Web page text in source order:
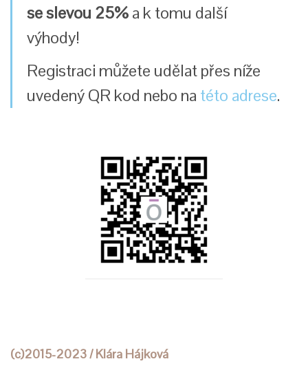
se slevou 25%a k tomu další
výhody!
Registraci můžete udělat přes níže
uvedený QR kod nebo na této adrese.
(c)2015-2023 / Klára Hájková